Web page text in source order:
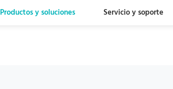
Productos y soluciones Servicio y soporte